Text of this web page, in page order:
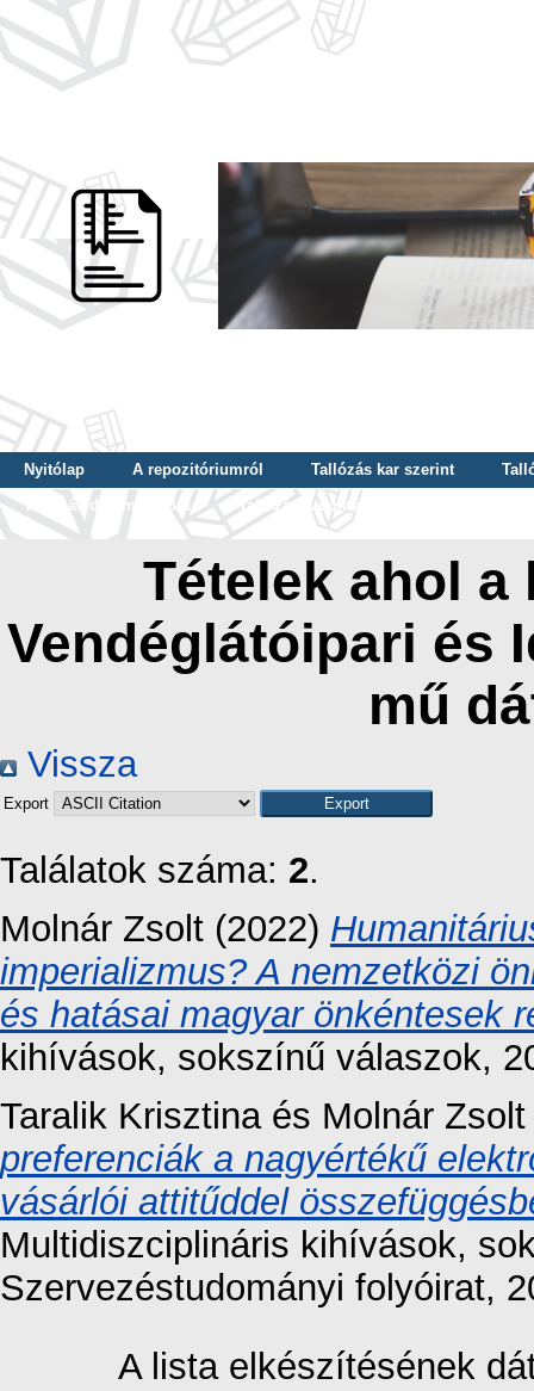
Nyitólap A repozitóriumról Tallózás kar szerint
Tallózás dátum szerint
Tallózás tudományterület szerint
Tételek ahol
Vendéglátóipari és
mű
Vissza
Export
Találatok száma: 2.
Molnár Zsolt (2022)
imperializmus? A nemzetközi
és hatásai magyar önkéntesek
kihívások, sokszínű válaszok,
Taralik Krisztinaés Molnár Zsolt
preferenciák a nagyértékű
vásárlói attitűddel
Multidiszciplináris kihívások,
Szervezéstudományi folyóirat,
A lista elkészítésének